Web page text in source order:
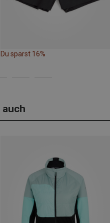
Du sparst 16%